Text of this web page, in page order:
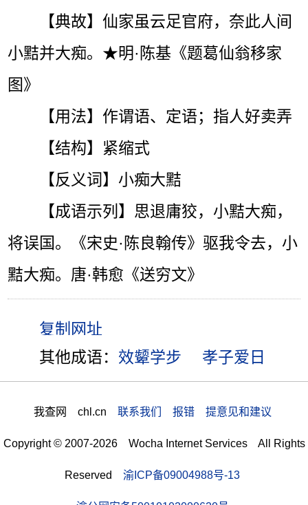
【典故】仙家虽云足官府，奈此人间
小黠并大痴。★明·陈基《题葛仙翁移家
图》
【用法】作谓语、定语；指人好卖弄
【结构】紧缩式
【反义词】小痴大黠
【成语示列】思退庸狡，小黠大痴，
将误国。《宋史·陈良翰传》驱我令去，小
黠大痴。唐·韩愈《送穷文》
其他成语： 效颦学步 孝子爱日
我查网 chl.cn 联系我们 报错 提意见和建议
Copyright © 2007-2026 Wocha Internet Services All Rights
Reserved 渝ICP备09004988号-13